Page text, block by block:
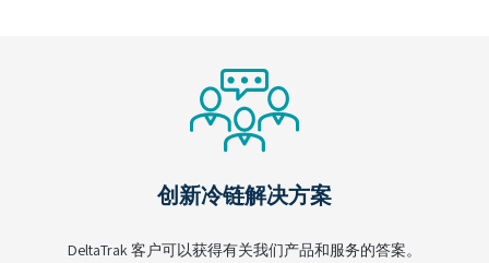
创新冷链解决方案
DeltaTrak 客户可以获得有关我们产品和服务的答案。